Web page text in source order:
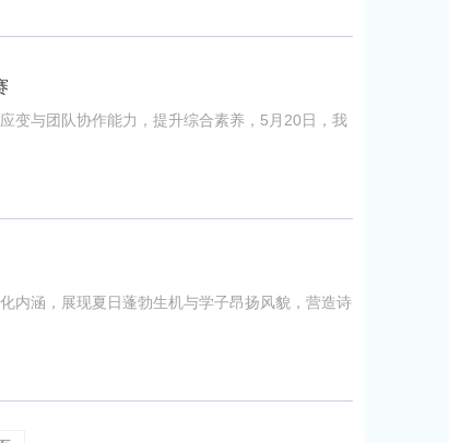
变与团队协作能力，提升综合素养，5月20日，我
内涵，展现夏日蓬勃生机与学子昂扬风貌，营造诗